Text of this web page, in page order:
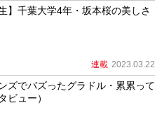
】千葉大学4年・坂本桜の美しさ
連載 2023.03.22
ズでバズったグラドル・累累って
ビュー）